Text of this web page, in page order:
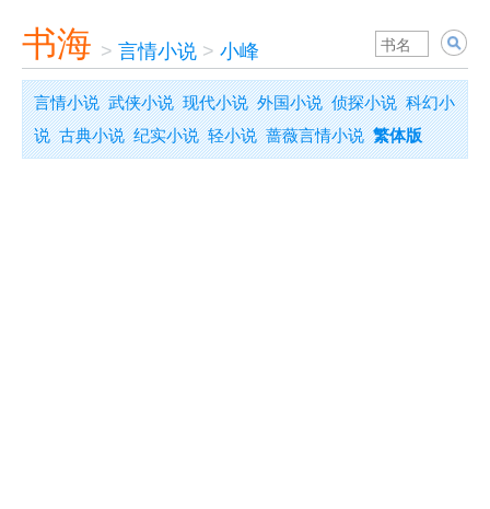
书海 > 言情小说 > 小峰
言情小说 武侠小说 现代小说 外国小说 侦探小说 科幻小
说 古典小说 纪实小说 轻小说 蔷薇言情小说 繁体版